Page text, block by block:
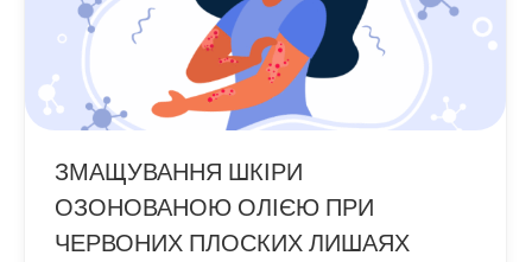
ЗМАЩУВАННЯ ШКІРИ
ОЗОНОВАНОЮ ОЛІЄЮ ПРИ
ЧЕРВОНИХ ПЛОСКИХ ЛИШАЯХ